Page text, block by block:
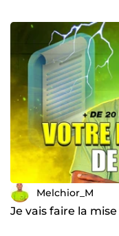
Melchior_M
Je vais faire la